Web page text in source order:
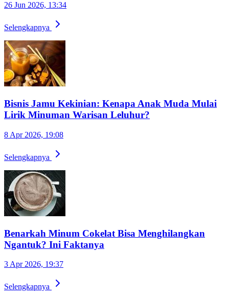
26 Jun 2026, 13:34
Selengkapnya
Bisnis Jamu Kekinian: Kenapa Anak Muda Mulai
Lirik Minuman Warisan Leluhur?
8 Apr 2026, 19:08
Selengkapnya
Benarkah Minum Cokelat Bisa Menghilangkan
Ngantuk? Ini Faktanya
3 Apr 2026, 19:37
Selengkapnya